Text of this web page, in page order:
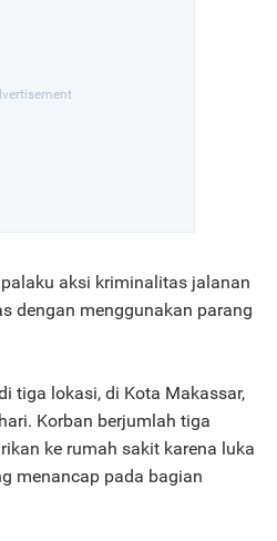
aksi kriminalitas jalanan
dengan menggunakan parang
tiga lokasi, di Kota Makassar,
Korban berjumlah tiga
ke rumah sakit karena luka
menancap pada bagian